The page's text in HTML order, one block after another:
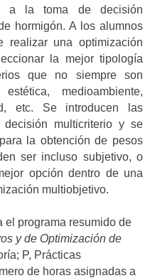
a la toma de decisión
hormigón. A los alumnos
una optimización
la mejor tipología
que no siempre son
medioambiente,
etc. Se introducen las
multicriterio y se
la obtención de pesos
ser incluso subjetivo, o
opción dentro de una
multiobjetivo.
el programa resumido de
y de Optimización de
P, Prácticas
de horas asignadas a